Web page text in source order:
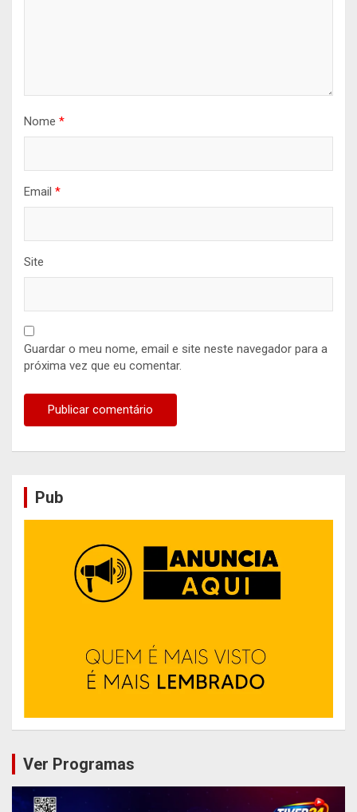
Nome *
Email *
Site
Guardar o meu nome, email e site neste navegador para a
próxima vez que eu comentar.
Pub
Ver Programas